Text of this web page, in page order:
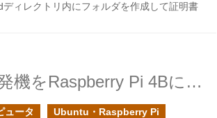
ィレクトリ内にフォルダを作成して証明書
メインの開発機をRaspberry Pi 4Bにしてみる
ュータ Ubuntu・Raspberry Pi